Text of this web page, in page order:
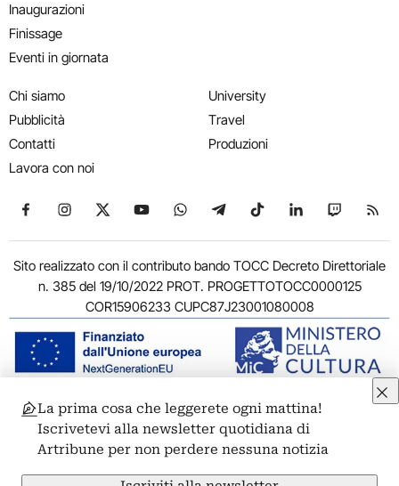
Inaugurazioni
Finissage
Eventi in giornata
Chi siamo
Pubblicità
Contatti
Lavora con noi
University
Travel
Produzioni
Seguici su Facebook
Seguici su Instagram
Seguici su X
Seguici su YouTube
Seguici su WhatsApp
Seguici su Telegram
Seguici su TikTok
Seguici su
Seguici
Sito realizzato con il contributo bando TOCC Decreto Direttoriale
n. 385 del 19/10/2022 PROT. PROGETTOTOCC0000125
COR15906233 CUPC87J23001080008
© 2011-2026 ARTRIBUNE srl – Corso Vittorio Emanuele II, 287 –
00186 Roma - P.I. 11381581005
Privacy: Responsabile della protezione dei dati personali
ARTRIBUNE srl – Corso Vittorio Emanuele II, 287 – 00186 Roma
La prima cosa che leggerete ogni mattina!
Iscrivetevi alla newsletter quotidiana di
Artribune per non perdere nessuna notizia